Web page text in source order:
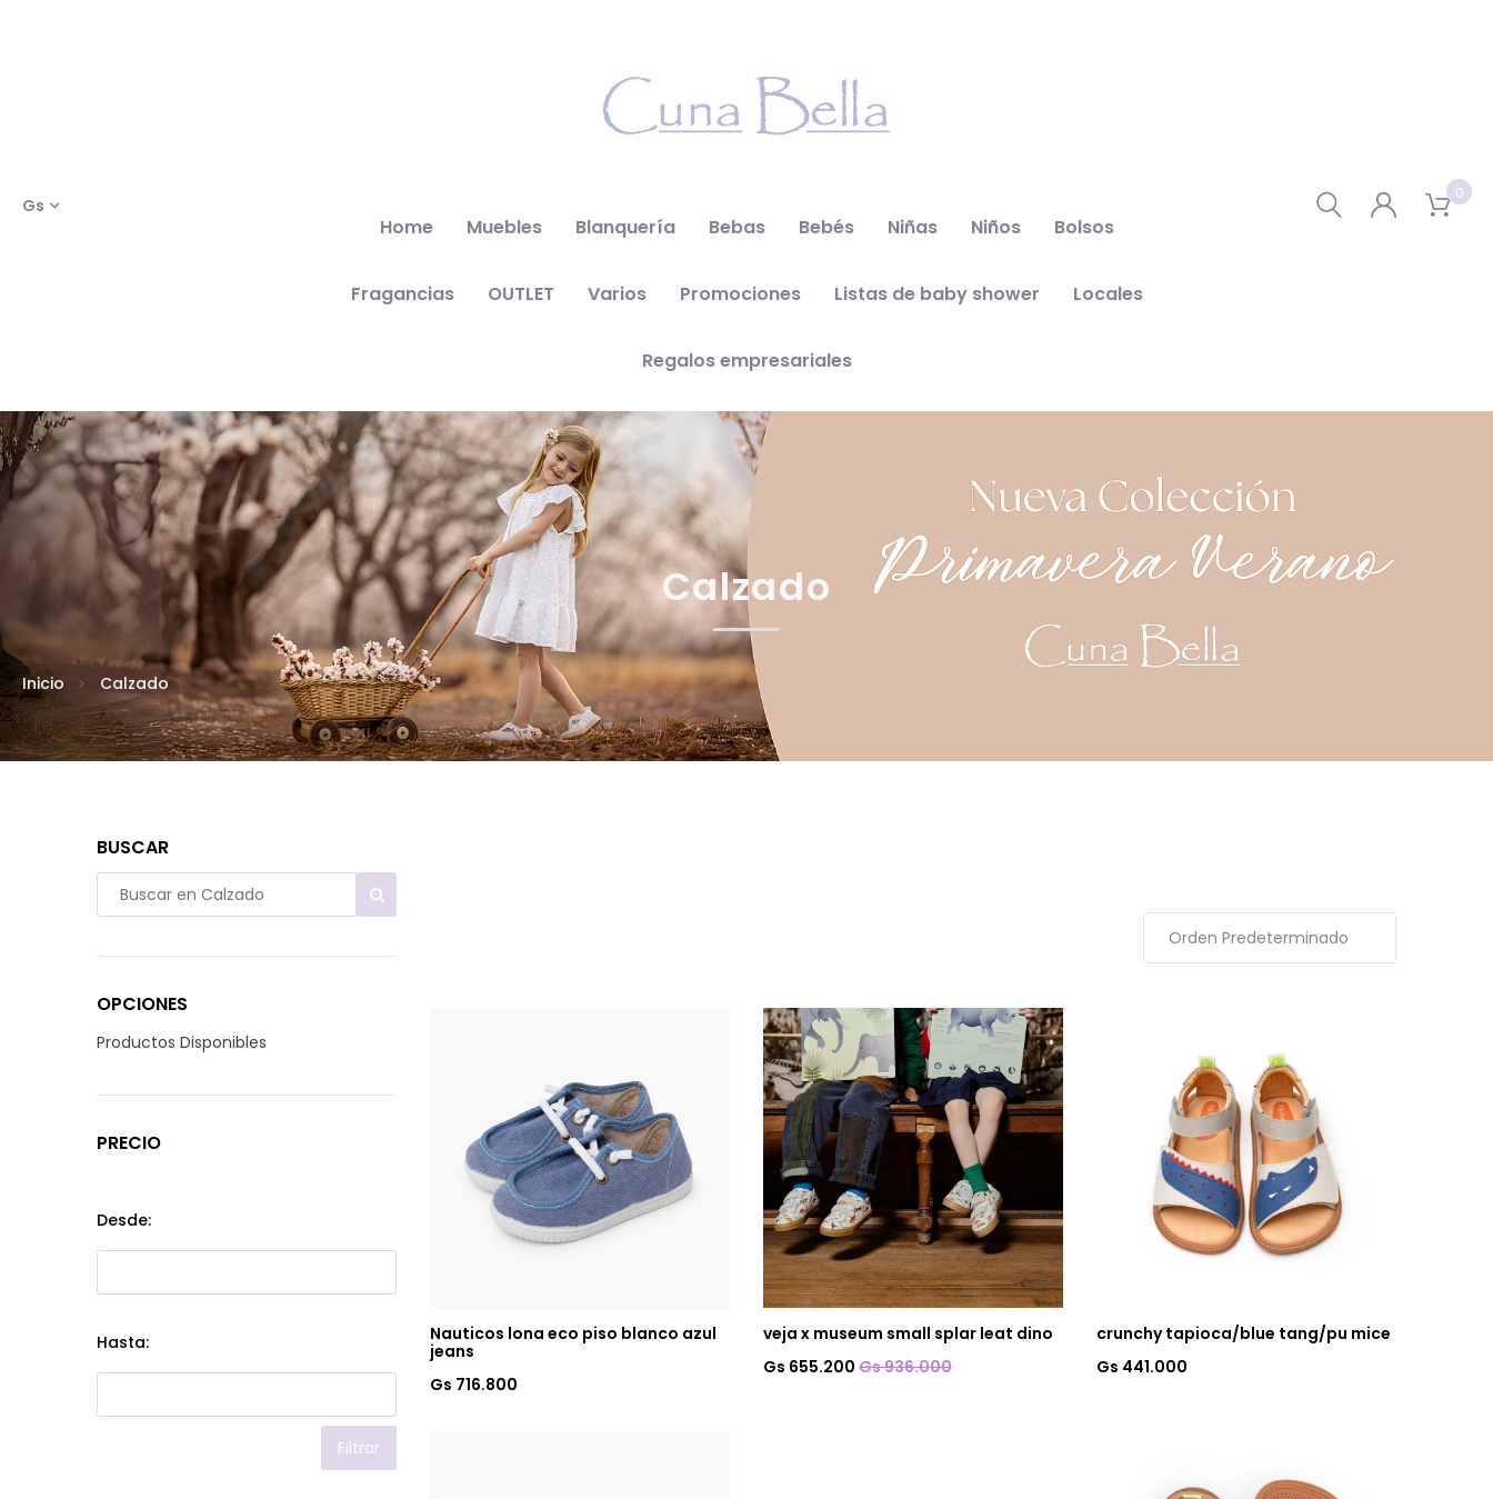
Gs
Home Muebles Blanquería Bebas Bebés Niñas Niños Bolsos
Fragancias OUTLET Varios Promociones Listas de baby shower Locales
Regalos empresariales
0
Calzado
Inicio Calzado
BUSCAR
OPCIONES
Productos Disponibles
PRECIO
Desde:
Hasta:
Filtrar
Nauticos lona eco piso blanco azul
jeans
Gs 716.800
veja x museum small splar leat dino
Gs 655.200 Gs 936.000
crunchy tapioca/blue tang/pu mice
Gs 441.000